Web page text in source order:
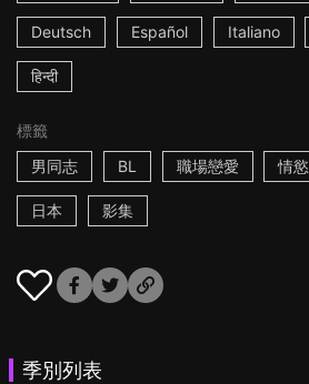
Deutsch Español Italiano
हिन्दी
標籤
男同志
BL 職場戀愛 情慾
日本 影集
季別列表